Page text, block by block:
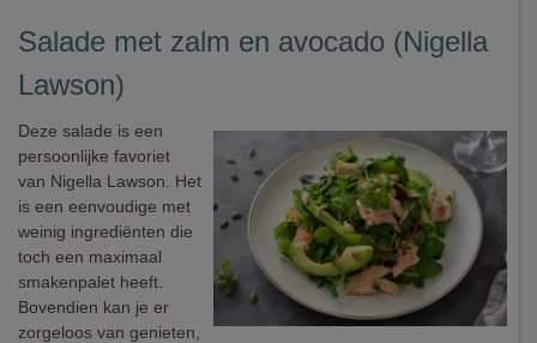
Salade met zalm en avocado (Nigella
Lawson)
Deze salade is een
persoonlijke favoriet
van Nigella Lawson. Het
is een eenvoudige met
weinig ingrediënten die
toch een maximaal
smakenpalet heeft.
Bovendien kan je er
zorgeloos van genieten,